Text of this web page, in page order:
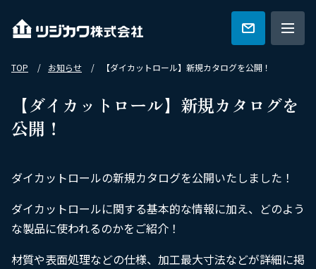
ツジカワの強み
特集一覧
会社概要
TOP お知らせ 【ダイカットロール】新規カタログを公開！
【ダイカットロール】新規カタログを
公開！
ダイカットロールの新規カタログを公開いたしました！
ダイカットロールに関する基本的な情報に加え、どのよう
な製品に使われるのかをご紹介！
材質や表面処理などの仕様、加工最大寸法などが詳細に掲